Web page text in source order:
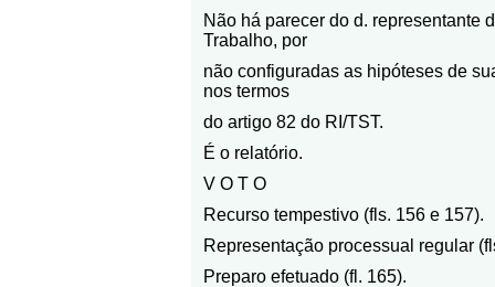
Não há parecer do d. representante
Trabalho, por
não configuradas as hipóteses de
nos termos
do artigo 82 do RI/TST.
É o relatório.
V O T O
Recurso tempestivo (fls. 156 e 157).
Representação processual regular
Preparo efetuado (fl. 165).